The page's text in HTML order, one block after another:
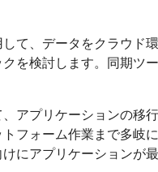
て、データをクラウド
を検討します。同期ツ
アプリケーションの移
フォーム作業まで多岐
にアプリケーションが